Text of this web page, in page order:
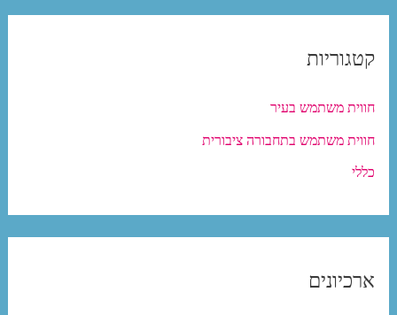
קטגוריות
חווית משתמש בעיר
חווית משתמש בתחבורה ציבורית
כללי
ארכיונים